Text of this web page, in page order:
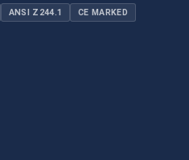
ANSI Z244.1 CE MARKED